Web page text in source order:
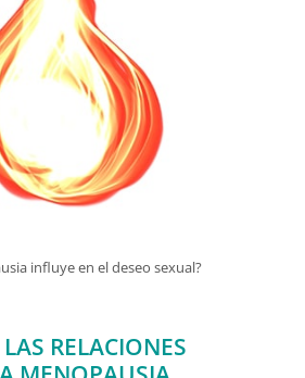
influye en el deseo sexual?
RELACIONES